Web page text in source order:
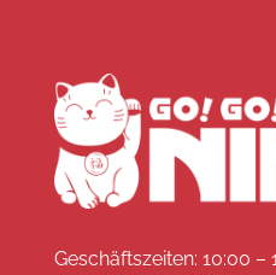
Geschäftszeiten: 10:00 –